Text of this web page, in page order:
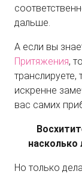
дальше.
А если вы
Притяжения,
транслируете,
искренне
вас самих
насколько
Но только